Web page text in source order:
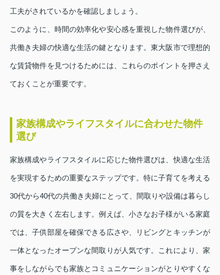
工夫がされているかを確認しましょう。
このように、時間の効率化や安心感を重視した物件選びが、
共働き夫婦の快適な生活の鍵となります。東大阪市で理想的
な賃貸物件を見つけるためには、これらのポイントを押さえ
ておくことが重要です。
家族構成やライフスタイルに合わせた物件
選び
家族構成やライフスタイルに応じた物件選びは、快適な生活
を実現するための重要なステップです。特に子育てを考える
30代から40代の共働き夫婦にとって、間取りや設備は暮らし
の質を大きく左右します。例えば、小さなお子様がいる家庭
では、子供部屋を確保できる広さや、リビングとキッチンが
一体となったオープンな間取りが人気です。これにより、家
事をしながらでも家族とコミュニケーションがとりやすくな